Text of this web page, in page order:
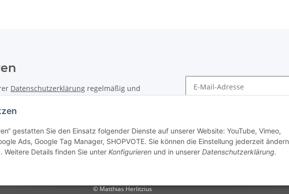
gestatten Sie den Einsatz folgender Dienste auf unserer Website: YouTube, Vimeo,
Ads, Google Tag Manager, SHOPVOTE. Sie können die Einstellung jederzeit ändern
Details finden Sie unter Konfigurieren und in unserer Datenschutzerklärung.
Datenschutzerklärung regelmäßig und
Produktsortiment per E-Mail zu.
© Matthias Herlitzius